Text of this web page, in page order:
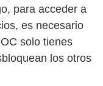
para acceder a
es necesario
solo tienes
los otros